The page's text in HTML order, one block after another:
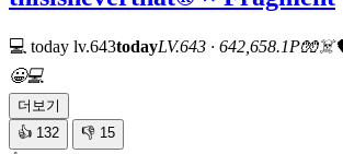
💻 today lv.643todayLV.643 · 642,658.1P🧤☠️
😀💻
더보기
👍 132 👎 15